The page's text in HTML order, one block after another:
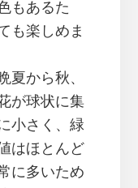
もあるた
も楽しめま
夏から秋、
が球状に集
小さく、緑
はほとんど
に多いため